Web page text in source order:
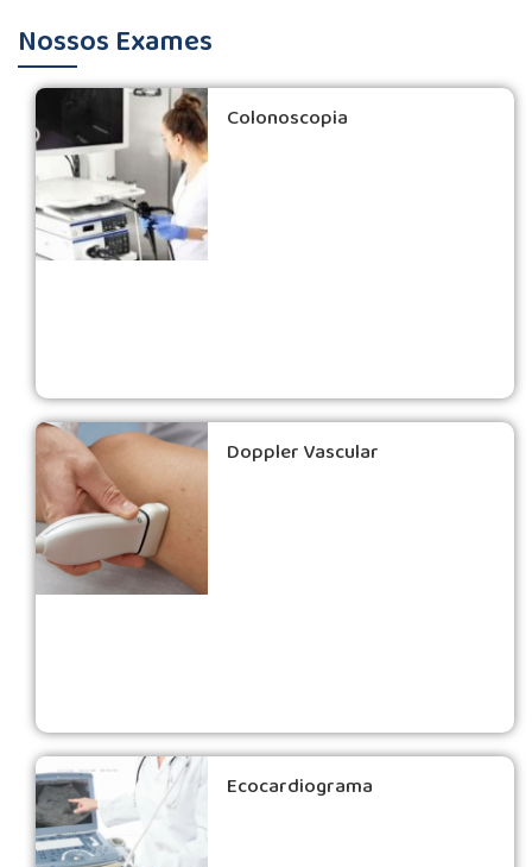
Nossos Exames
Colonoscopia
Doppler Vascular
Ecocardiograma